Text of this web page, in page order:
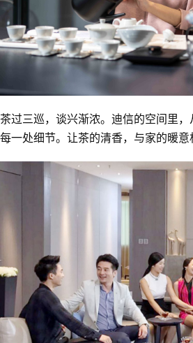
茶过三巡，谈兴渐浓。迪信的空间里
每一处细节。让茶的清香，与家的暖